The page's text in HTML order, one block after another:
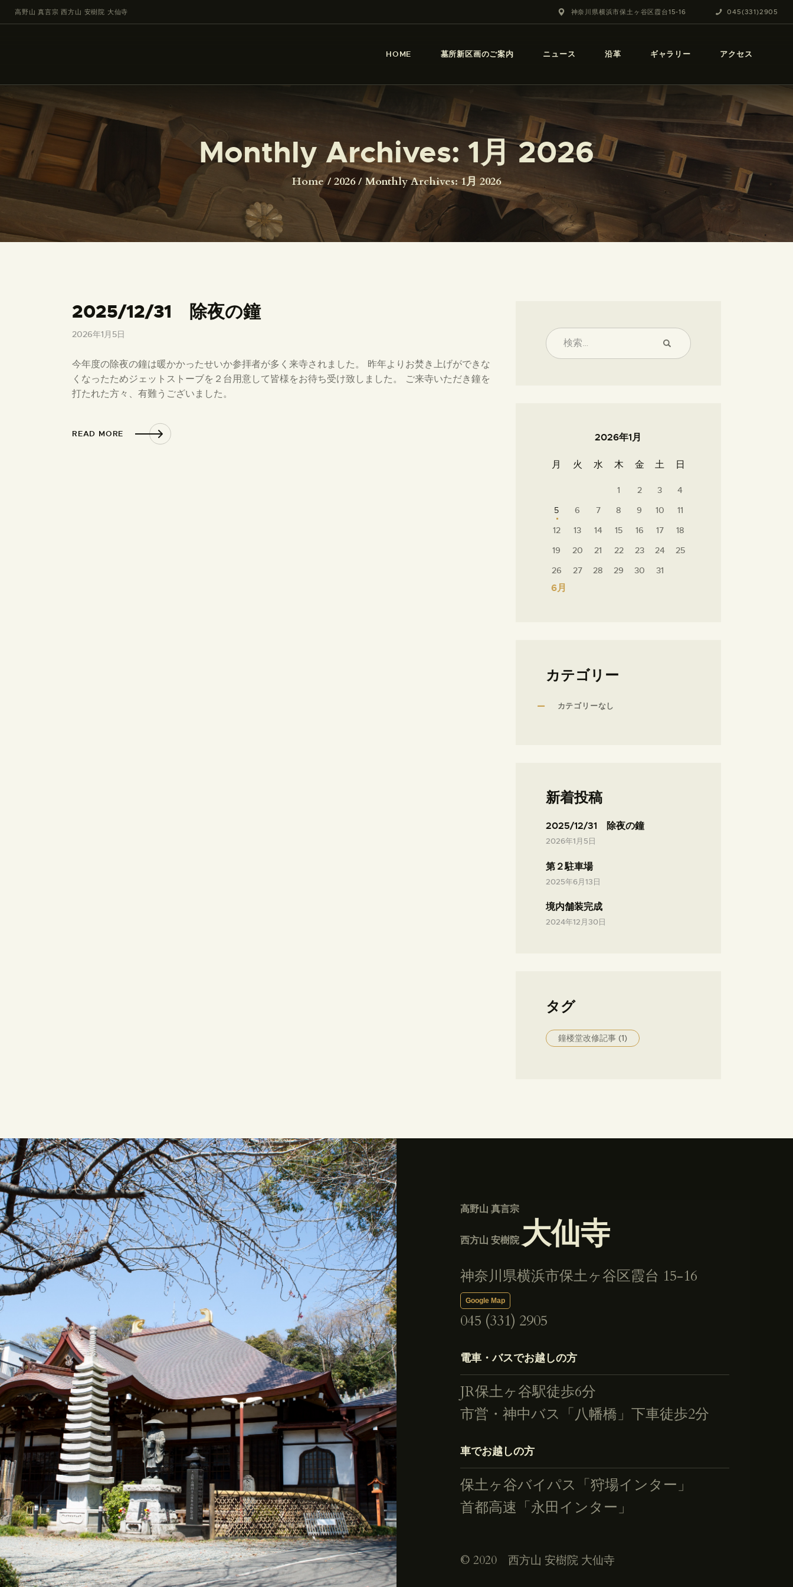
高野山 真言宗 西方山 安樹院 大仙寺 神奈川県横浜市保土ヶ谷区霞台15-16 045(331)2905
HOME 墓所新区画のご案内 ニュース 沿革 ギャラリー アクセス
Monthly Archives: 1月 2026
Home 2026 Monthly Archives: 1月 2026
大仙寺
墓所新区画のご案内
ニュース
ギャラリー
アクセス
2025/12/31 除夜の鐘
2026年1月5日
今年度の除夜の鐘は暖かかったせいか参拝者が多く来寺されました。 昨年よりお焚き上げができな
くなったためジェットストーブを２台用意して皆様をお待ち受け致しました。 ご来寺いただき鐘を
打たれた方々、有難うございました。
READ MORE 2026年1月
月 火 水 木 金 土 日
1 2 3
4
5
6 7 8 9 10
11
12
13 14 15 16 17
18
19
20 21 22 23 24
25
26
27 28 29 30 31
« 6月
カテゴリー
カテゴリーなし
新着投稿
2025/12/31 除夜の鐘
2026年1月5日
第２駐車場
2025年6月13日
境内舗装完成
2024年12月30日
タグ
鐘楼堂改修記事 (1)
高野山 真言宗
西方山 安樹院大仙寺
神奈川県横浜市保土ヶ谷区霞台 15-16
Google Map
045 (331) 2905
電車・バスでお越しの方
JR保土ヶ谷駅徒歩6分
市営・神中バス「八幡橋」下車徒歩2分
車でお越しの方
保土ヶ谷バイパス「狩場インター」
首都高速「永田インター」
©︎ 2020 西方山 安樹院 大仙寺